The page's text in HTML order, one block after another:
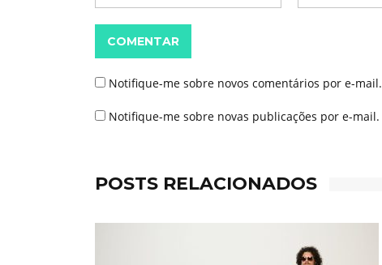
COMENTAR
Notifique-me sobre novos comentários por e-mail.
Notifique-me sobre novas publicações por e-mail.
POSTS RELACIONADOS